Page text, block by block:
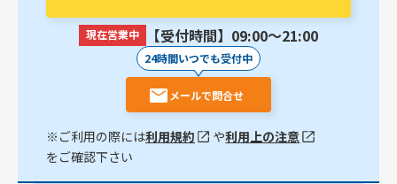
現在営業中 【受付時間】09:00〜21:00
24時間いつでも受付中
メールで問合せ
※ご利用の際には利用規約 や利用上の注意
をご確認下さい